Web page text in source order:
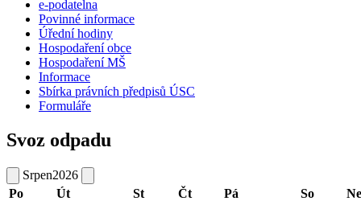
e-podatelna
Povinné informace
Úřední hodiny
Hospodaření obce
Hospodaření MŠ
Informace
Sbírka právních předpisů ÚSC
Formuláře
Svoz odpadu
Srpen2026
Po
Út St Čt Pá So Ne